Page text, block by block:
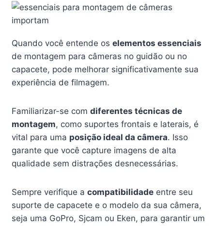
Quando você entende os elementos essenciais
de montagem para câmeras no guidão ou no
capacete, pode melhorar significativamente sua
experiência de filmagem.
Familiarizar-se com diferentes técnicas de
montagem, como suportes frontais e laterais, é
vital para uma posição ideal da câmera. Isso
garante que você capture imagens de alta
qualidade sem distrações desnecessárias.
Sempre verifique a compatibilidade entre seu
suporte de capacete e o modelo da sua câmera,
seja uma GoPro, Sjcam ou Eken, para garantir um